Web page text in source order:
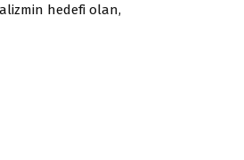
hedefi olan,